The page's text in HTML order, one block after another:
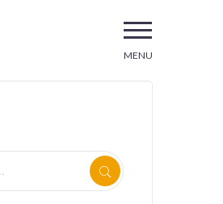
MENU